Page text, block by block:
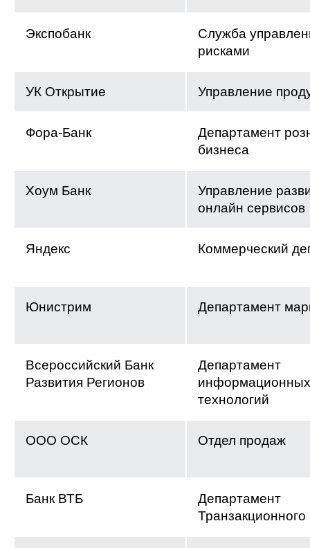
Экспобанк
Служба
рисками
УК Открытие Управление
Фора-Банк
Департамент
бизнеса
Хоум Банк
Управление
онлайн сервисов
Яндекс Коммерческий
Юнистрим Департамент
Всероссийский Банк
Развития Регионов
Департамент
информационных
технологий
ООО ОСК Отдел продаж
Банк ВТБ
Департамент